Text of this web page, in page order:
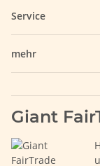
Service
mehr
Giant